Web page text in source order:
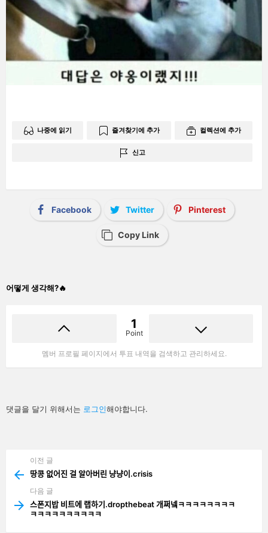
나중에 읽기 즐겨찾기에 추가 컬렉션에 추가
신고
Facebook Twitter Pinterest
Copy Link
어떻게 생각해?🔥
1
Point
멤버 프로필 페이지에서 투표 내역을 검색하고 관리하세요.
답
글
댓글을 달기 위해서는 로그인해야합니다.
more
이전 글
땅콩 없어진 걸 알아버린 냥냥이.crisis
다음 글
스폰지밥 비트에 랩하기.dropthebeat 개쩌넼ㅋㅋㅋㅋㅋㅋㅋㅋ
ㅋㅋㅋㅋㅋㅋㅋㅋㅋㅋ